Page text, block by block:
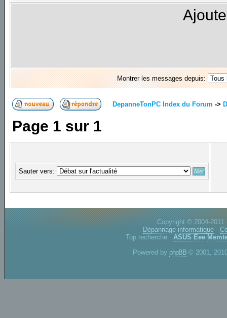
Montrer les messages depuis:
DepanneTonPC Index du Forum ->
Page 1 sur 1
Sauter vers:
Copyright © 2004-
Dépannage informatique -
Top recherche : ASUS Eee
Powered by phpBB © 2001,